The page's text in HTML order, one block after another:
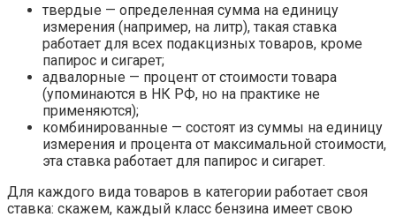
твердые — определенная сумма на единицу
измерения (например, на литр), такая ставка
работает для всех подакцизных товаров, кроме
папирос и сигарет;
адвалорные — процент от стоимости товара
(упоминаются в НК РФ, но на практике не
применяются);
комбинированные — состоят из суммы на единицу
измерения и процента от максимальной стоимости,
эта ставка работает для папирос и сигарет.
Для каждого вида товаров в категории работает своя
ставка: скажем, каждый класс бензина имеет свою